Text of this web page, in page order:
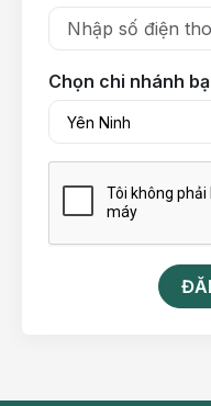
Chọn chi nhánh
Yên Ninh